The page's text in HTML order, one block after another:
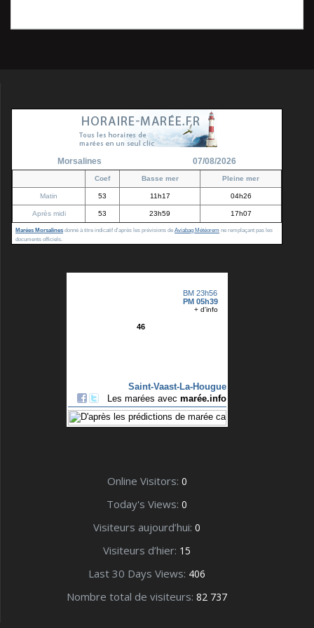
l’article
Morsalines 07/08/2026
Coef Basse mer Pleine mer
Matin 53 11h17 04h26
Après midi 53 23h59 17h07
Marées Morsalines donné à titre indicatif d'après les prévisions de Aviabag Météorem ne remplaçant pas les
documents officiels.
Online Visitors: 0
Today's Views: 0
Visiteurs aujourd’hui: 0
Visiteurs d’hier: 15
Last 30 Days Views: 406
Nombre total de visiteurs: 82 737